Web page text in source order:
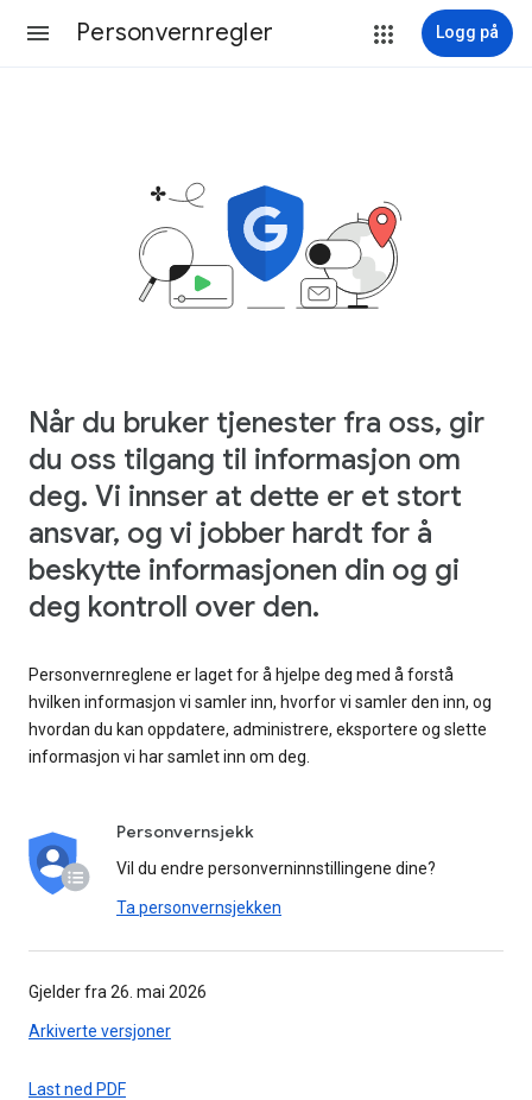
Personvernregler Logg på
Når du bruker tjenester fra oss, gir
du oss tilgang til informasjon om
deg. Vi innser at dette er et stort
ansvar, og vi jobber hardt for å
beskytte informasjonen din og gi
deg kontroll over den.
Personvernreglene er laget for å hjelpe deg med å forstå
hvilken informasjon vi samler inn, hvorfor vi samler den inn, og
hvordan du kan oppdatere, administrere, eksportere og slette
informasjon vi har samlet inn om deg.
Personvernsjekk
Vil du endre personverninnstillingene dine?
Ta personvernsjekken
Gjelder fra 26. mai 2026
Arkiverte versjoner
Last ned PDF